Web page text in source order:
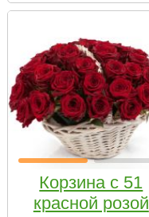
Корзина с 51
красной розой